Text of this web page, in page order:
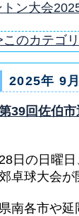
トン大会
このカテゴ
2025年 9
39回佐伯
日の日曜
卓球大会が
県南各市や